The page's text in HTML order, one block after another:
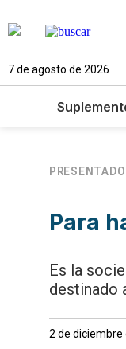
7 de agosto de 2026
Para
Es la
destinado
2 de diciembre